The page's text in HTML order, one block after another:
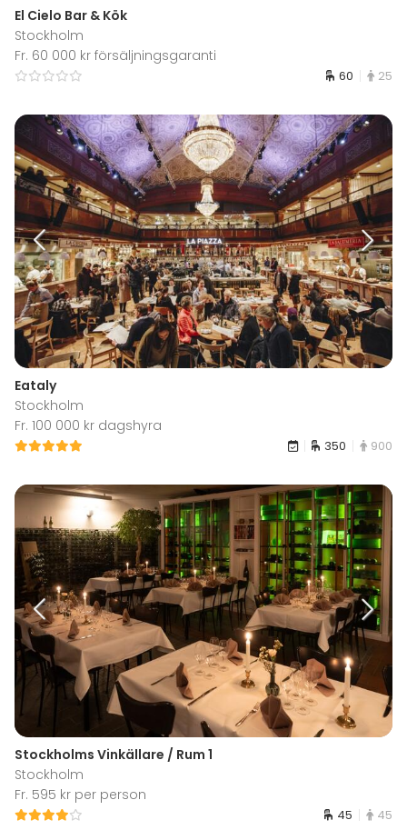
El Cielo Bar & Kök
Stockholm
Fr. 60 000 kr försäljningsgaranti
60 25
Eataly
Stockholm
Fr. 100 000 kr dagshyra
350 900
Stockholms Vinkällare / Rum 1
Stockholm
Fr. 595 kr per person
45 45